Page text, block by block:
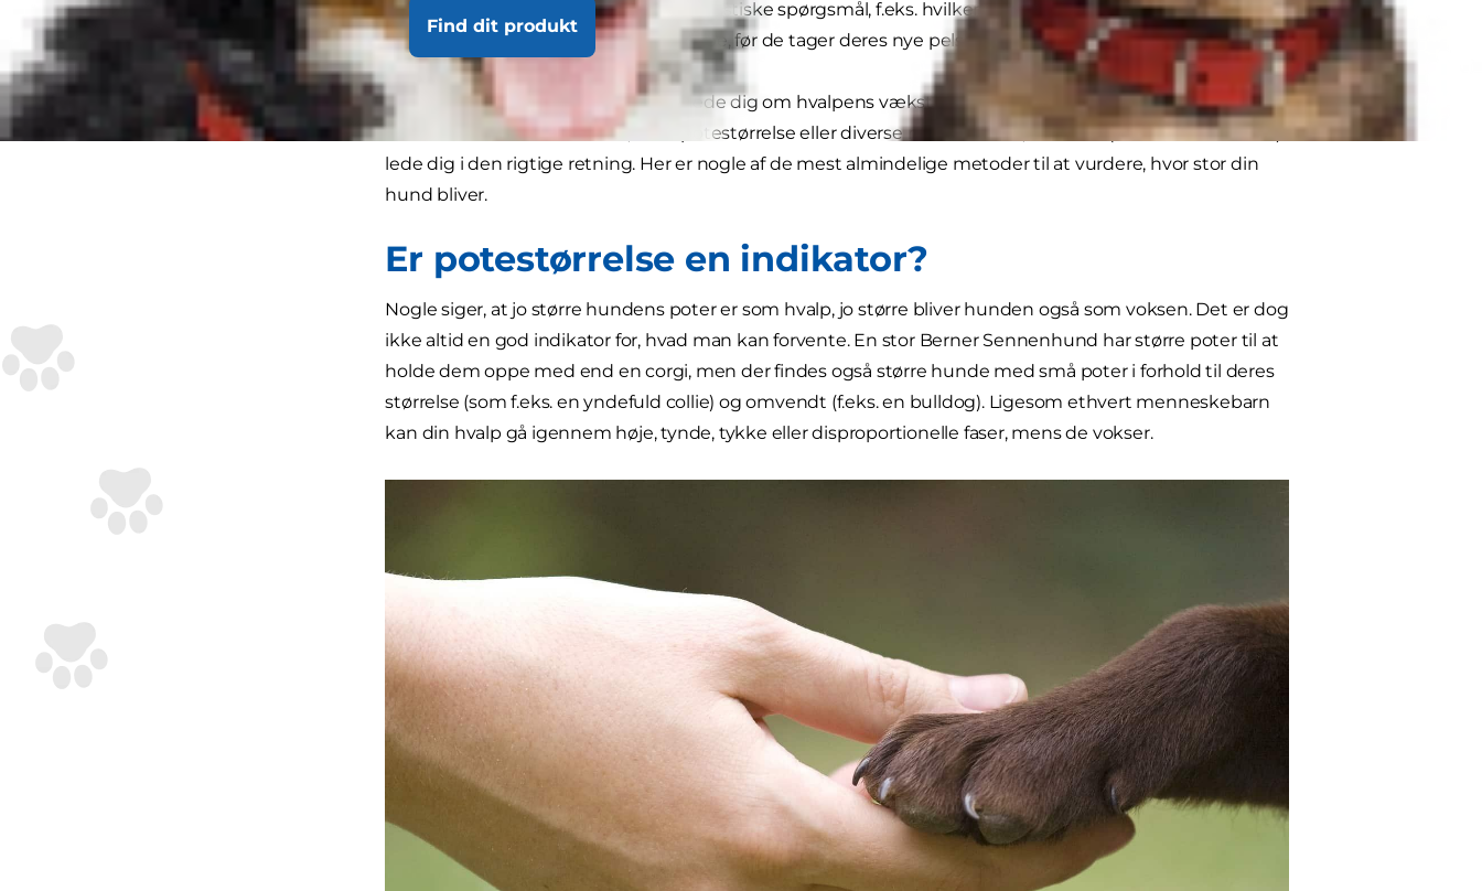
Find dit produkt
adopterer. De overvejer også andre logistiske spørgsmål, f.eks. hvilken størrelse transportkasse,
hundeseng eller halsbånd, de skal købe, før de tager deres nye pelsede ven med hjem.
Din dyrlæge er den bedste til at vejlede dig om hvalpens vækst og forventede størrelse, men der er også
andre velkendte indikatorer, f.eks. potestørrelse eller diverse racemarkører, som kan (måske/måske ikke)
lede dig i den rigtige retning. Her er nogle af de mest almindelige metoder til at vurdere, hvor stor din
hund bliver.
Er potestørrelse en indikator?
Nogle siger, at jo større hundens poter er som hvalp, jo større bliver hunden også som voksen. Det er dog
ikke altid en god indikator for, hvad man kan forvente. En stor Berner Sennenhund har større poter til at
holde dem oppe med end en corgi, men der findes også større hunde med små poter i forhold til deres
størrelse (som f.eks. en yndefuld collie) og omvendt (f.eks. en bulldog). Ligesom ethvert menneskebarn
kan din hvalp gå igennem høje, tynde, tykke eller disproportionelle faser, mens de vokser.